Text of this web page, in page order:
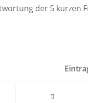
der 5 kurzen